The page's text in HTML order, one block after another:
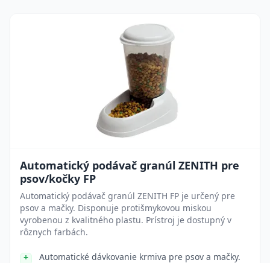
Automatický podávač granúl ZENITH pre
psov/kočky FP
Automatický podávač granúl ZENITH FP je určený pre
psov a mačky. Disponuje protišmykovou miskou
vyrobenou z kvalitného plastu. Prístroj je dostupný v
rôznych farbách.
Automatické dávkovanie krmiva pre psov a mačky.